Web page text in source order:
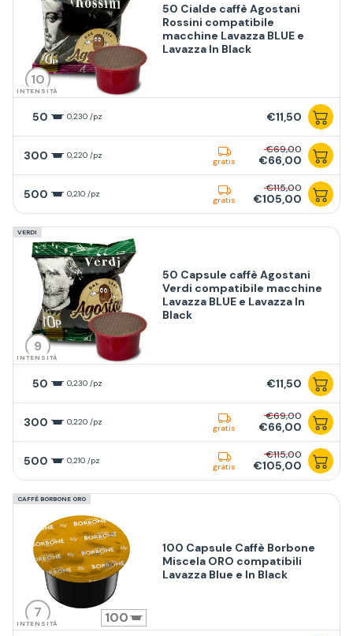
10
INTENSITÀ
50 Cialde caffè Agostani
Rossini compatibile
macchine Lavazza BLUE e
Lavazza In Black
50 0,230 /pz €11,50
300 0,220 /pz
gratis
€69,00
€66,00
500 0,210 /pz
gratis
€115,00
€105,00
VERDI
9
INTENSITÀ
50 Capsule caffè Agostani
Verdi compatibile macchine
Lavazza BLUE e Lavazza In
Black
50 0,230 /pz €11,50
300 0,220 /pz
gratis
€69,00
€66,00
500 0,210 /pz
gratis
€115,00
€105,00
CAFFÈ BORBONE ORO
7
INTENSITÀ 100
100 Capsule Caffè Borbone
Miscela ORO compatibili
Lavazza Blue e In Black